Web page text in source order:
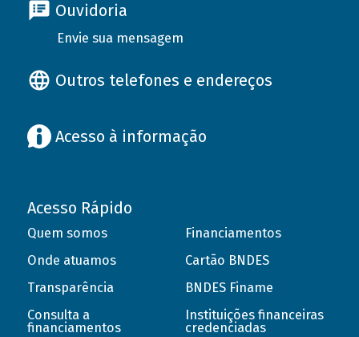
Ouvidoria
Envie sua mensagem
Outros telefones e endereços
Acesso à informação
Acesso Rápido
Quem somos
Onde atuamos
Transparência
Consulta a
financiamentos
Financiamentos
Cartão BNDES
BNDES Finame
Instituições financeiras
credenciadas